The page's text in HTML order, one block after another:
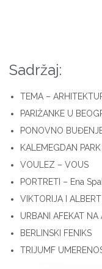
Sadržaj:
TEMA –
PARIŽANKE U
PONOVNO
KALEMEGDAN PARK
VOULEZ – VOUS
PORTRETI – Ena
VIKTORIJA I
URBANI AFEKAT NA
BERLINSKI FENIKS
TRIJUMF